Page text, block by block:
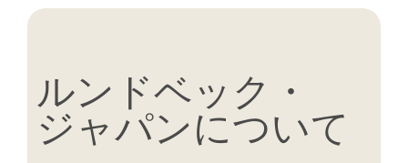
ルンドベック・
ジャパンについて